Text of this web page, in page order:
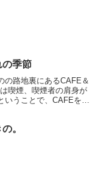
の季節
の路地裏にあるCAFE＆
喫煙、喫煙者の肩身が
うことで、CAFEを名
。